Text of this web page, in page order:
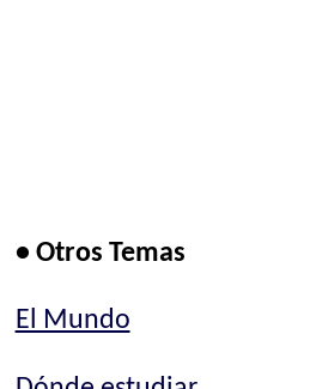
• Otros Temas
El Mundo